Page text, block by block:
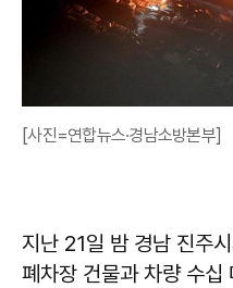
[사진=연합뉴스·경남소방본부]
지난 21일 밤 경남 진주
폐차장 건물과 차량 수십